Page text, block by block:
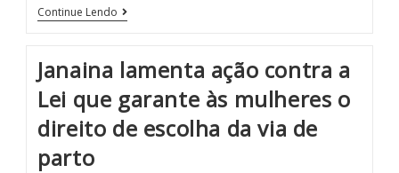
Continue Lendo
Janaina lamenta ação contra a
Lei que garante às mulheres o
direito de escolha da via de
parto